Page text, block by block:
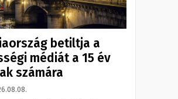
betiltja a
médiát a 15 év
számára